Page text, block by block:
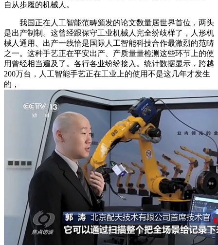
自从步履的机械人。
我国正在人工智能范畴颁发的论文数量居世界首位，两头
是出产制制。这曾经跟保守工业机械人完全纷歧样了，人形机
械人通用、出产一线恰是国际人工智能科技合作最激烈的范畴
之一。这种手艺正在平安出产、产质量量检测这些环节上的使
用曾经相当遍及了。各行各业纷纷接入。统计数据显示，跨越
200万台，人工智能手艺正在工业上的使用不是这几年才发生
的，